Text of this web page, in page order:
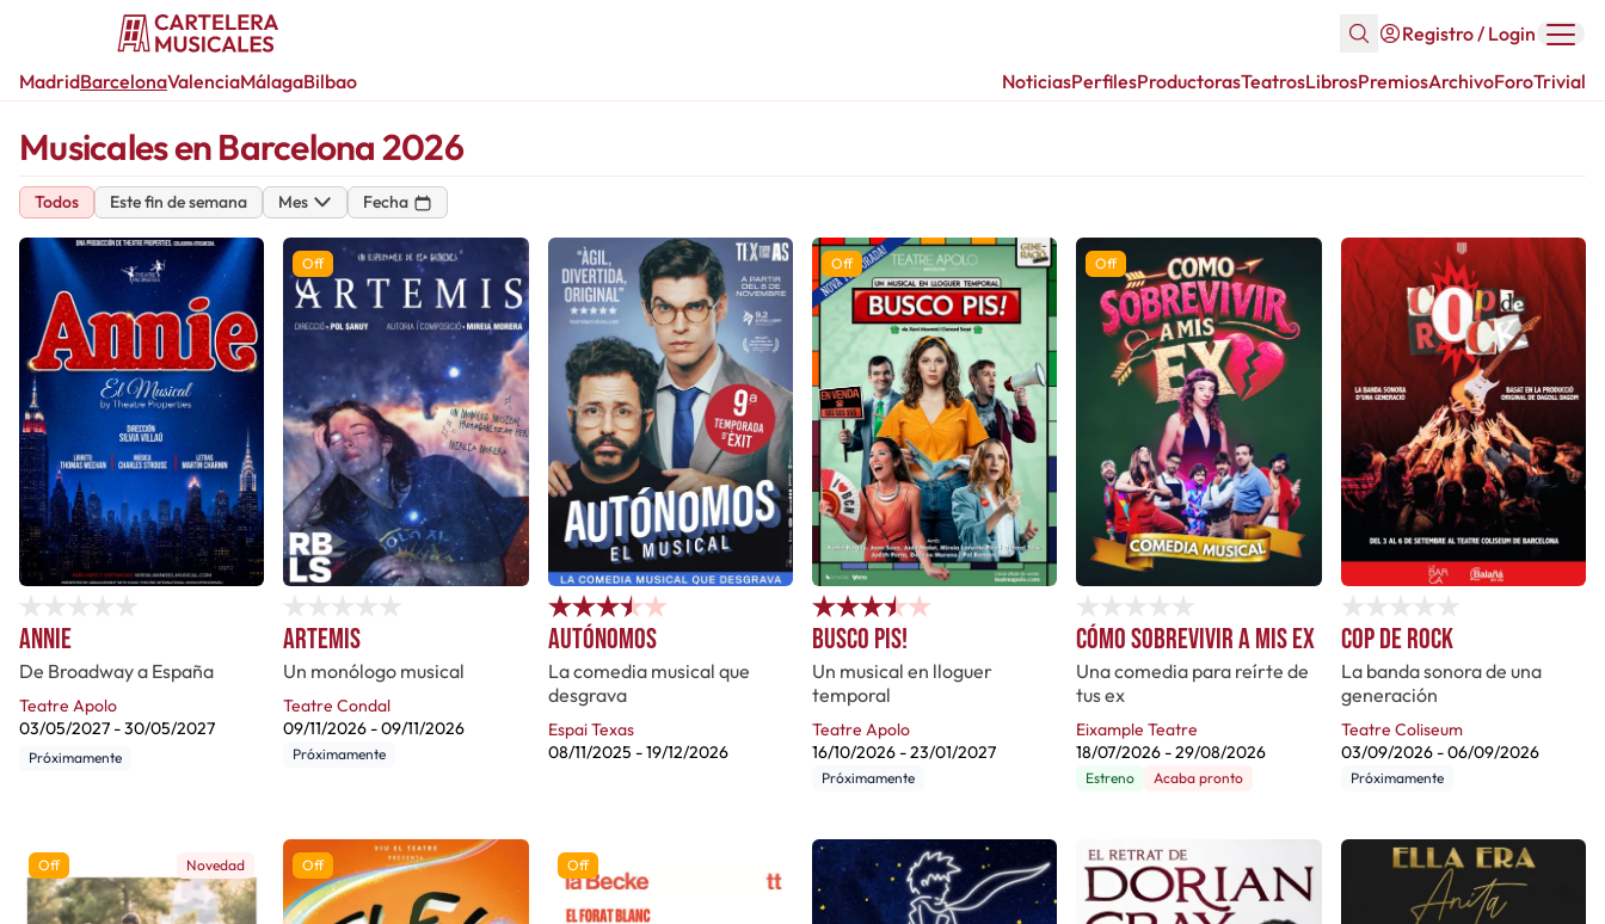
Registro / Login
MadridBarcelonaValenciaMálagaBilbao NoticiasPerfilesProductorasTeatrosLibrosPremiosArchivoForoTrivial
Musicales en Barcelona 2026
Todos Este fin de semana Mes Fecha
Annie
De Broadway a España
Teatre Apolo
03/05/2027 -30/05/2027
Próximamente
Off
Artemis
Un monólogo musical
Teatre Condal
09/11/2026 -09/11/2026
Próximamente
Autónomos
La comedia musical que
desgrava
Espai Texas
08/11/2025 -19/12/2026
Off
Busco pis!
Un musical en lloguer
temporal
Teatre Apolo
16/10/2026-23/01/2027
Próximamente
Off
Cómo sobrevivir a mis ex
Una comedia para reírte de
tus ex
Eixample Teatre
18/07/2026 -29/08/2026
Estreno Acaba pronto
Cop de rock
La banda sonora de una
generación
Teatre Coliseum
03/09/2026-06/09/2026
Próximamente
Novedad
Off Off Off